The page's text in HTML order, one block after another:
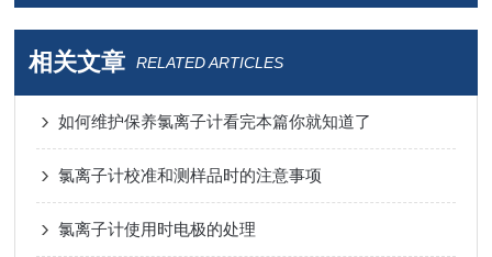
相关文章 RELATED ARTICLES
如何维护保养氯离子计看完本篇你就知道了
氯离子计校准和测样品时的注意事项
氯离子计使用时电极的处理